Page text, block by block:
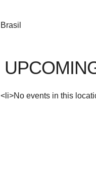
Brasil
<li>No events in this